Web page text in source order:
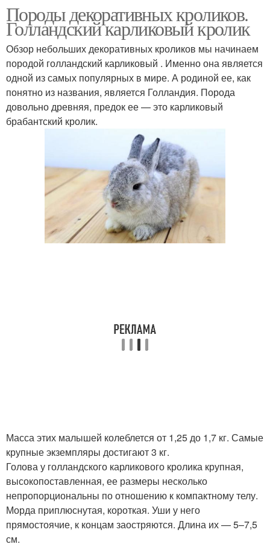
Породы декоративных кроликов.
Голландский карликовый кролик
Обзор небольших декоративных кроликов мы начинаем
породой голландский карликовый . Именно она является
одной из самых популярных в мире. А родиной ее, как
понятно из названия, является Голландия. Порода
довольно древняя, предок ее — это карликовый
брабантский кролик.
Масса этих малышей колеблется от 1,25 до 1,7 кг. Самые
крупные экземпляры достигают 3 кг.
Голова у голландского карликового кролика крупная,
высокопоставленная, ее размеры несколько
непропорциональны по отношению к компактному телу.
Морда приплюснутая, короткая. Уши у него
прямостоячие, к концам заостряются. Длина их — 5–7,5
см.